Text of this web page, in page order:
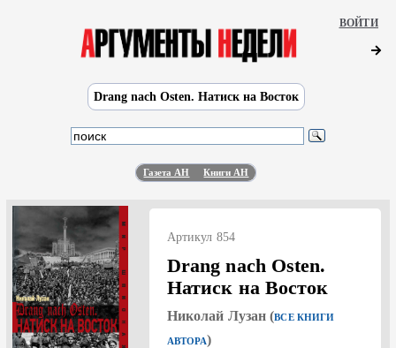
Drang nach Osten. Натиск на Восток
ВОЙТИ
Газета АН Книги АН
Артикул 854
Drang nach Osten.
Натиск на Восток
Николай Лузан (ВСЕ КНИГИ
АВТОРА)